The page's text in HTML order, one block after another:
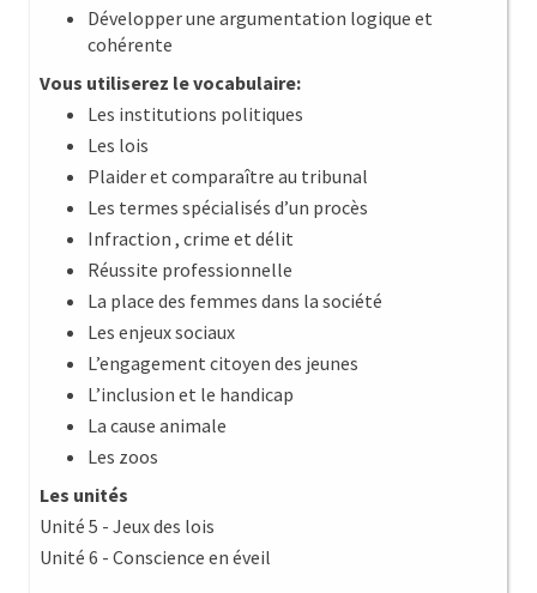
Développer une argumentation logique et
cohérente
Vous utiliserez le vocabulaire:
Les institutions politiques
Les lois
Plaider et comparaître au tribunal
Les termes spécialisés d’un procès
Infraction , crime et délit
Réussite professionnelle
La place des femmes dans la société
Les enjeux sociaux
L’engagement citoyen des jeunes
L’inclusion et le handicap
La cause animale
Les zoos
Les unités
Unité 5 - Jeux des lois
Unité 6 - Conscience en éveil